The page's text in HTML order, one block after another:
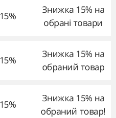
15%
Знижка 15% на
обрані товари
15%
Знижка 15% на
обраний товар
15%
Знижка 15% на
обраний товар!